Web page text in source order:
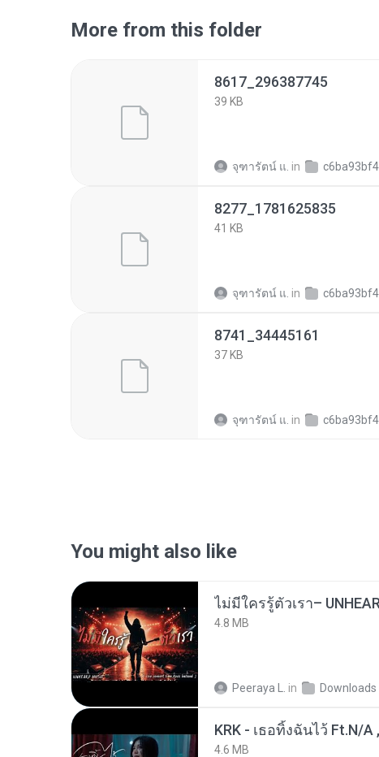
More from this folder
8617_296387745
39 KB
จุฑารัตน์ แ. in
8277_1781625835
41 KB
จุฑารัตน์ แ. in
8741_34445161
37 KB
จุฑารัตน์ แ. in
You might also like
4.8 MB
Peeraya L. in Downloads
KRK - เธอทิ้งฉันไว้ Ft.N/A
4.6 MB